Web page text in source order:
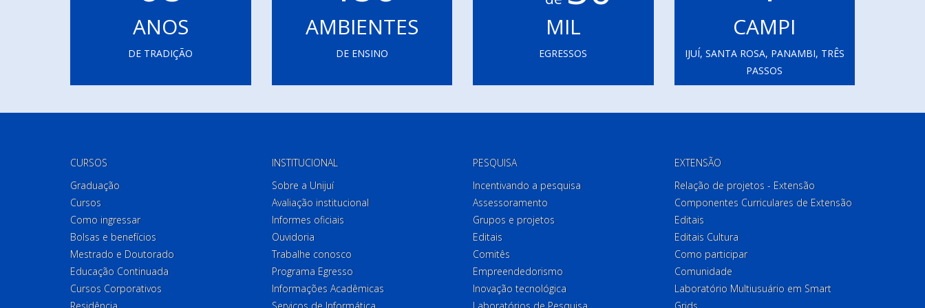
ANOS
DE TRADIÇÃO
AMBIENTES
DE ENSINO
MIL
EGRESSOS
CAMPI
IJUÍ, SANTA ROSA, PANAMBI, TRÊS
PASSOS
CURSOS
Graduação
Cursos
Como ingressar
Bolsas e benefícios
Mestrado e Doutorado
Educação Continuada
Cursos Corporativos
INSTITUCIONAL
Sobre a Unijuí
Avaliação institucional
Informes oficiais
Ouvidoria
Trabalhe conosco
Programa Egresso
Informações Acadêmicas
PESQUISA
Incentivando a pesquisa
Assessoramento
Grupos e projetos
Editais
Comitês
Empreendedorismo
Inovação tecnológica
EXTENSÃO
Relação de projetos - Extensão
Componentes Curriculares de Extensão
Editais
Editais Cultura
Como participar
Comunidade
Laboratório Multiusuário em Smart